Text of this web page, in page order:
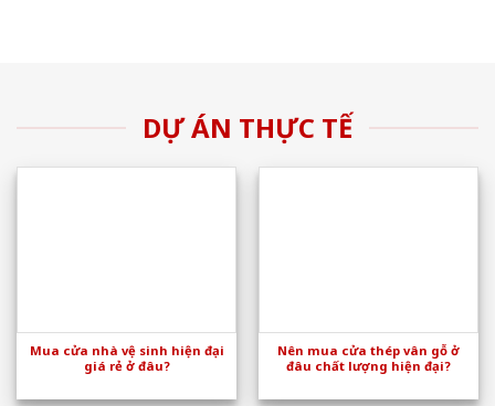
DỰ ÁN THỰC TẾ
Mua cửa nhà vệ sinh hiện đại
giá rẻ ở đâu?
Nên mua cửa thép vân gỗ ở
đâu chất lượng hiện đại?